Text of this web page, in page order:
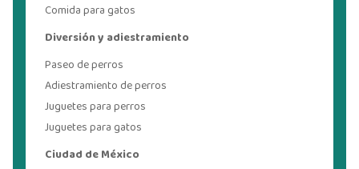
Comida para gatos
Diversión y adiestramiento
Paseo de perros
Adiestramiento de perros
Juguetes para perros
Juguetes para gatos
Ciudad de México